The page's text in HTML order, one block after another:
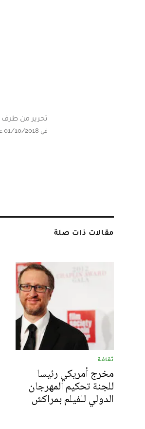
تحرير من طرف
في 01/10/2018 على الساعة 09:28
مقالات ذات صلة
ثقافة
مخرج أمريكي رئيسا
للجنة تحكيم المهرجان
الدولي للفيلم بمراكش